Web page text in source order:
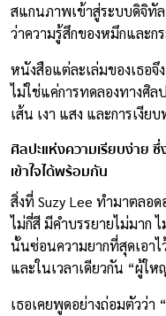
สแกนภาพเข้าสู่ระบบดิจิทัล
ว่าความรู้สึกของหมึกและ
หนังสือแต่ละเล่มของเธอ
ไม่ใช่แค่การทดลองทางศิล
เส้น เงา แสง และการเงีย
ศิลปะแห่งความเรียบง่าย
เข้าใจได้พร้อมกัน
สิ่งที่ Suzy Lee ทำมาตลอ
ไม่กี่สี มีคำบรรยายไม่มาก
นั้นซ่อนความยากที่สุดเอาไ
และในเวลาเดียวกัน “ผู้ให
เธอเคยพูดอย่างถ่อมตัวว่า